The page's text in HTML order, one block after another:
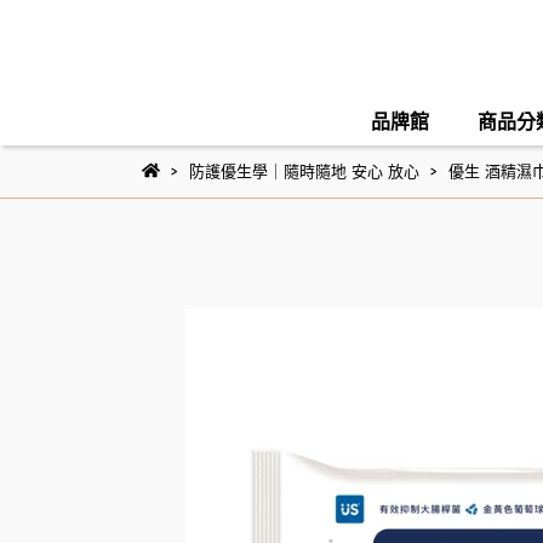
品牌館 商品分
防護優生學｜隨時隨地 安心 放心 優生 酒精濕